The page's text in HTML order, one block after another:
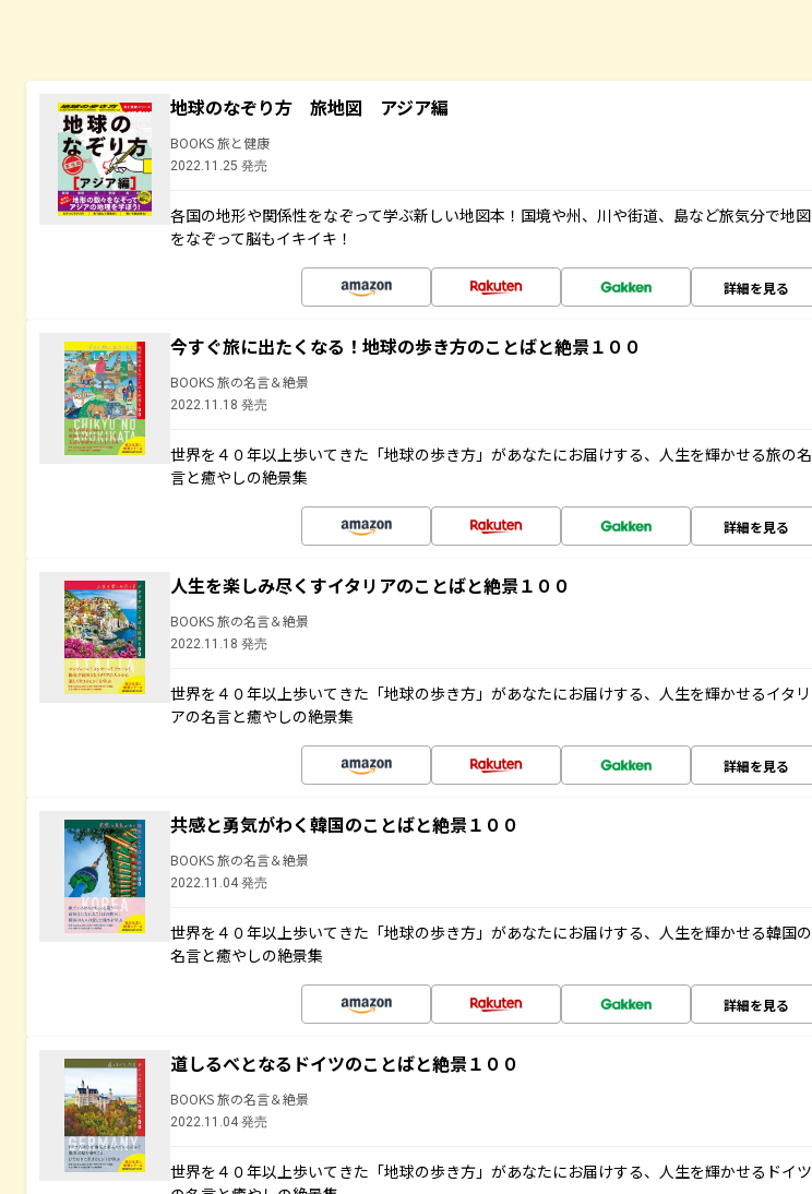
地球のなぞり方 旅地図 アジア編
BOOKS 旅と健康
2022.11.25 発売
各国の地形や関係性をなぞって学ぶ新しい地図本！国境や州、川や街道、島など旅気分で地図
をなぞって脳もイキイキ！
詳細を見る
今すぐ旅に出たくなる！地球の歩き方のことばと絶景１００
BOOKS 旅の名言＆絶景
2022.11.18 発売
世界を４０年以上歩いてきた「地球の歩き方」があなたにお届けする、人生を輝かせる旅の名
言と癒やしの絶景集
詳細を見る
人生を楽しみ尽くすイタリアのことばと絶景１００
BOOKS 旅の名言＆絶景
2022.11.18 発売
世界を４０年以上歩いてきた「地球の歩き方」があなたにお届けする、人生を輝かせるイタリ
アの名言と癒やしの絶景集
詳細を見る
共感と勇気がわく韓国のことばと絶景１００
BOOKS 旅の名言＆絶景
2022.11.04 発売
世界を４０年以上歩いてきた「地球の歩き方」があなたにお届けする、人生を輝かせる韓国の
名言と癒やしの絶景集
詳細を見る
道しるべとなるドイツのことばと絶景１００
BOOKS 旅の名言＆絶景
2022.11.04 発売
世界を４０年以上歩いてきた「地球の歩き方」があなたにお届けする、人生を輝かせるドイツ